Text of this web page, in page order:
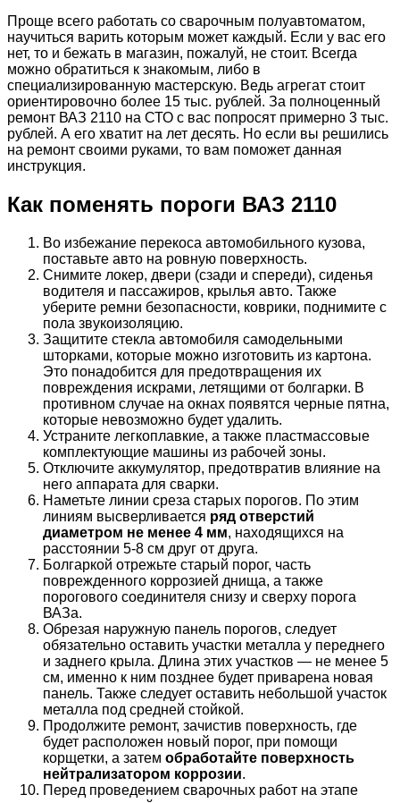
Проще всего работать со сварочным полуавтоматом,
научиться варить которым может каждый. Если у вас его
нет, то и бежать в магазин, пожалуй, не стоит. Всегда
можно обратиться к знакомым, либо в
специализированную мастерскую. Ведь агрегат стоит
ориентировочно более 15 тыс. рублей. За полноценный
ремонт ВАЗ 2110 на СТО с вас попросят примерно 3 тыс.
рублей. А его хватит на лет десять. Но если вы решились
на ремонт своими руками, то вам поможет данная
инструкция.
Как поменять пороги ВАЗ 2110
Во избежание перекоса автомобильного кузова,
поставьте авто на ровную поверхность.
Снимите локер, двери (сзади и спереди), сиденья
водителя и пассажиров, крылья авто. Также
уберите ремни безопасности, коврики, поднимите с
пола звукоизоляцию.
Защитите стекла автомобиля самодельными
шторками, которые можно изготовить из картона.
Это понадобится для предотвращения их
повреждения искрами, летящими от болгарки. В
противном случае на окнах появятся черные пятна,
которые невозможно будет удалить.
Устраните легкоплавкие, а также пластмассовые
комплектующие машины из рабочей зоны.
Отключите аккумулятор, предотвратив влияние на
него аппарата для сварки.
Наметьте линии среза старых порогов. По этим
линиям высверливается ряд отверстий
диаметром не менее 4 мм, находящихся на
расстоянии 5-8 см друг от друга.
Болгаркой отрежьте старый порог, часть
поврежденного коррозией днища, а также
порогового соединителя снизу и сверху порога
ВАЗа.
Обрезая наружную панель порогов, следует
обязательно оставить участки металла у переднего
и заднего крыла. Длина этих участков — не менее 5
см, именно к ним позднее будет приварена новая
панель. Также следует оставить небольшой участок
металла под средней стойкой.
Продолжите ремонт, зачистив поверхность, где
будет расположен новый порог, при помощи
корщетки, а затем обработайте поверхность
нейтрализатором коррозии.
Перед проведением сварочных работ на этапе